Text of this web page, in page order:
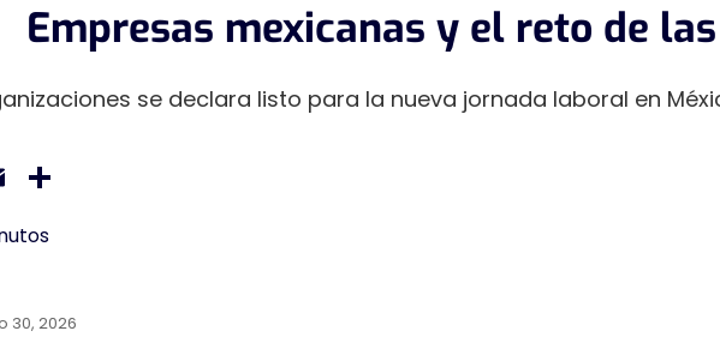
Empresas mexicanas y el reto de
Email
se declara listo para la nueva jornada laboral en
30, 2026